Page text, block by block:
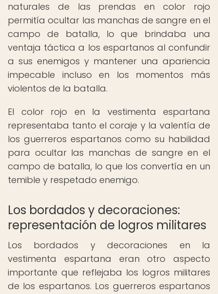
naturales de las prendas en color rojo
permitía ocultar las manchas de sangre en el
campo de batalla, lo que brindaba una
ventaja táctica a los espartanos al confundir
a sus enemigos y mantener una apariencia
impecable incluso en los momentos más
violentos de la batalla.
El color rojo en la vestimenta espartana
representaba tanto el coraje y la valentía de
los guerreros espartanos como su habilidad
para ocultar las manchas de sangre en el
campo de batalla, lo que los convertía en un
temible y respetado enemigo.
Los bordados y decoraciones:
representación de logros militares
Los bordados y decoraciones en la
vestimenta espartana eran otro aspecto
importante que reflejaba los logros militares
de los espartanos. Los guerreros espartanos